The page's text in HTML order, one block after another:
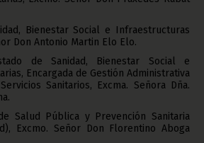
Bienestar Social e Infraestructuras
Don Antonio Martin Elo Elo.
de Sanidad, Bienestar Social e
Encargada de Gestión Administrativa
Sanitarios, Excma. Señora Dña.
Salud Pública y Prevención Sanitaria
Excmo. Señor Don Florentino Aboga